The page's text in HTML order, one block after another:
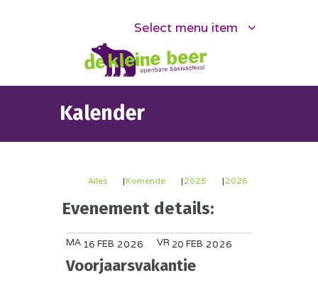
Select menu item
Kalender
Alles Komende 2025 2026
Evenement details:
MA 16 FEB 2026 VR 20 FEB 2026
Voorjaarsvakantie